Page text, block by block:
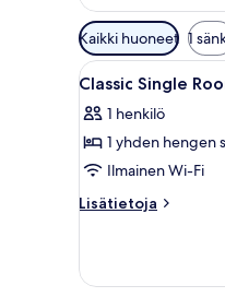
Huoneille
saatavilla
olevia
suodattimia
Kaikki huoneet 1
Avaa
kaikki
huonetyypin
Classic
Single
Room
4
Classic Single
1 henkilö
1 yhden hengen
Ilmainen Wi-Fi
Lisätietoja
Lisätietoja
Room